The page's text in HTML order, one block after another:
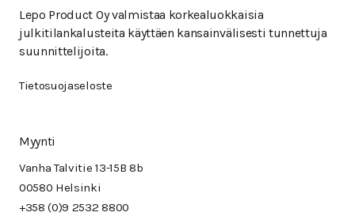
Lepo Product Oy valmistaa korkealuokkaisia
julkitilankalusteita käyttäen kansainvälisesti tunnettuja
suunnittelijoita.
Tietosuojaseloste
Myynti
Vanha Talvitie 13-15B 8b
00580 Helsinki
+358 (0)9 2532 8800